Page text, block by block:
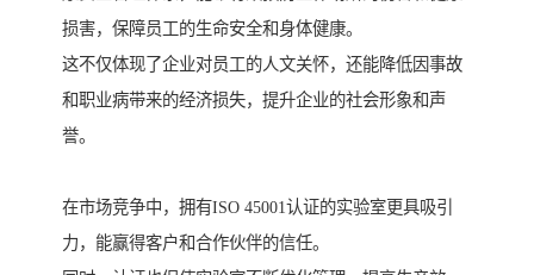
损害，保障员工的生命安全和身体健康。
这不仅体现了企业对员工的人文关怀，还能降低因事故
和职业病带来的经济损失，提升企业的社会形象和声
誉。
在市场竞争中，拥有ISO 45001认证的实验室更具吸引
力，能赢得客户和合作伙伴的信任。